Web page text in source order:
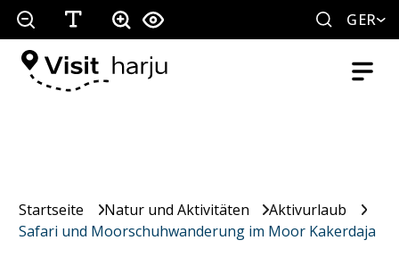
GER
Startseite Natur und Aktivitäten
Aktivurlaub
Safari und Moorschuhwanderung im Moor Kakerdaja